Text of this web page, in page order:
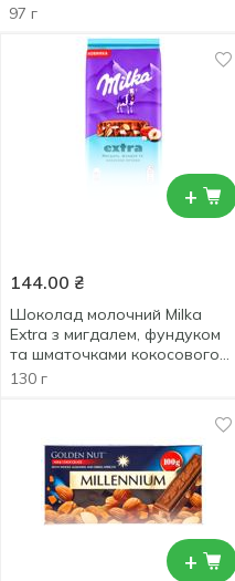
97 г
+
144.00 ₴
Шоколад молочний Milka
Extra з мигдалем, фундуком
та шматочками кокосового
печива 130г
130 г
+